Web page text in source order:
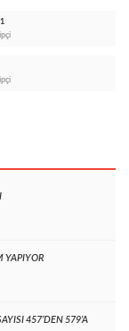
YAPIYOR
457’DEN 579’A